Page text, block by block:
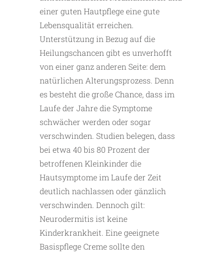
einer guten Hautpflege eine gute
Lebensqualität erreichen.
Unterstützung in Bezug auf die
Heilungschancen gibt es unverhofft
von einer ganz anderen Seite: dem
natürlichen Alterungsprozess. Denn
es besteht die große Chance, dass im
Laufe der Jahre die Symptome
schwächer werden oder sogar
verschwinden. Studien belegen, dass
bei etwa 40 bis 80 Prozent der
betroffenen Kleinkinder die
Hautsymptome im Laufe der Zeit
deutlich nachlassen oder gänzlich
verschwinden. Dennoch gilt:
Neurodermitis ist keine
Kinderkrankheit. Eine geeignete
Basispflege Creme sollte den